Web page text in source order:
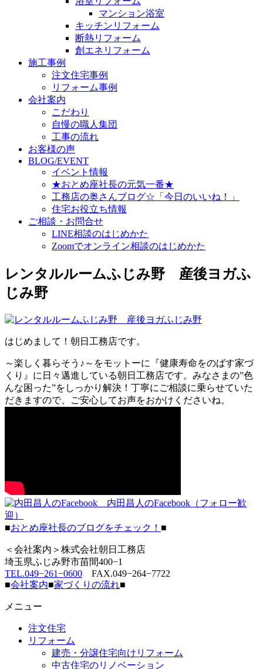
マンション浴室
キッチンリフォーム
断熱リフォーム
創エネリフォーム
施工事例
注文住宅事例
リフォーム事例
会社案内
こだわり
自慢の職人集団
工事の流れ
お客様の声
BLOG/EVENT
イベント情報
★おとめ座社長の元気一番★
工務店の奥さんブログ☆「今日のいいね！」
住宅お役立ち情報
ご相談・お問合せ
LINE相談のはじめかた
Zoomでオンライン相談のはじめかた
レンタルルームふじみ野 産後ヨガふ
じみ野
はじめまして！朝日工務店です。
～楽しく暮らそう♪～をモットーに『健康寿命をのばす家づ
くり』に日々邁進している朝日工務店です。みなさまの”色
んな困った”をしっかり解決！丁寧にご相談に乗らせていた
だきますので、ご安心してお声をおかけくださいね。
内田昌人のFacebook（フォロー歓
迎）
■おとめ座社長のブログをチェック！ ■
＜会社案内＞株式会社朝日工務店
埼玉県ふじみ野市苗間400−1
TEL.049−261−0600 FAX.049−264−7722
■会社案内■家づくりの流れ■
メニュー
注文住宅
リフォーム
建売・分譲住宅向けリフォーム
中古住宅のリノベーション